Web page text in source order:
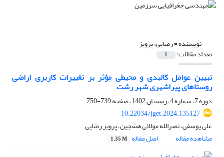
نویسنده =رضایی، پرویز
تعداد مقالات: 1
تبیین عوامل کالبدی و محیطی مؤثر بر تغییرات کاربری اراضی
روستاهای پیراشهری شهر رشت
دوره 7، شماره 4، زمستان 1402، صفحه
739-750
10.22034/jget.2024.135127
علی یوسفی، نصرالله مولائی هشجین، پرویز رضایی
مشاهده مقاله
اصل مقاله 1.35 M